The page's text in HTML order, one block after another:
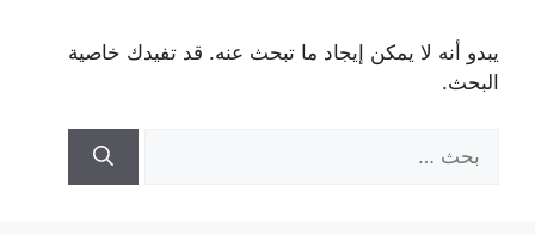
يبدو أنه لا يمكن إيجاد ما تبحث عنه. قد تفيدك خاصية
البحث.
عن: